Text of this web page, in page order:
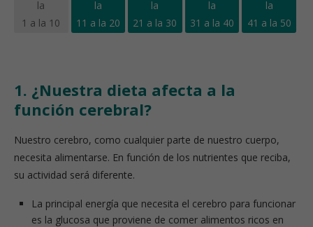
la
1 a la 10
la
11 a la 20
la
21 a la 30
la
31 a la 40
la
41 a la 50
1. ¿Nuestra dieta afecta a la
función cerebral?
Nuestro cerebro, como cualquier parte de nuestro cuerpo,
necesita alimentarse. En función de los nutrientes que reciba,
su actividad será diferente.
La principal energía que necesita el cerebro para funcionar
es la glucosa que proviene de comer alimentos ricos en